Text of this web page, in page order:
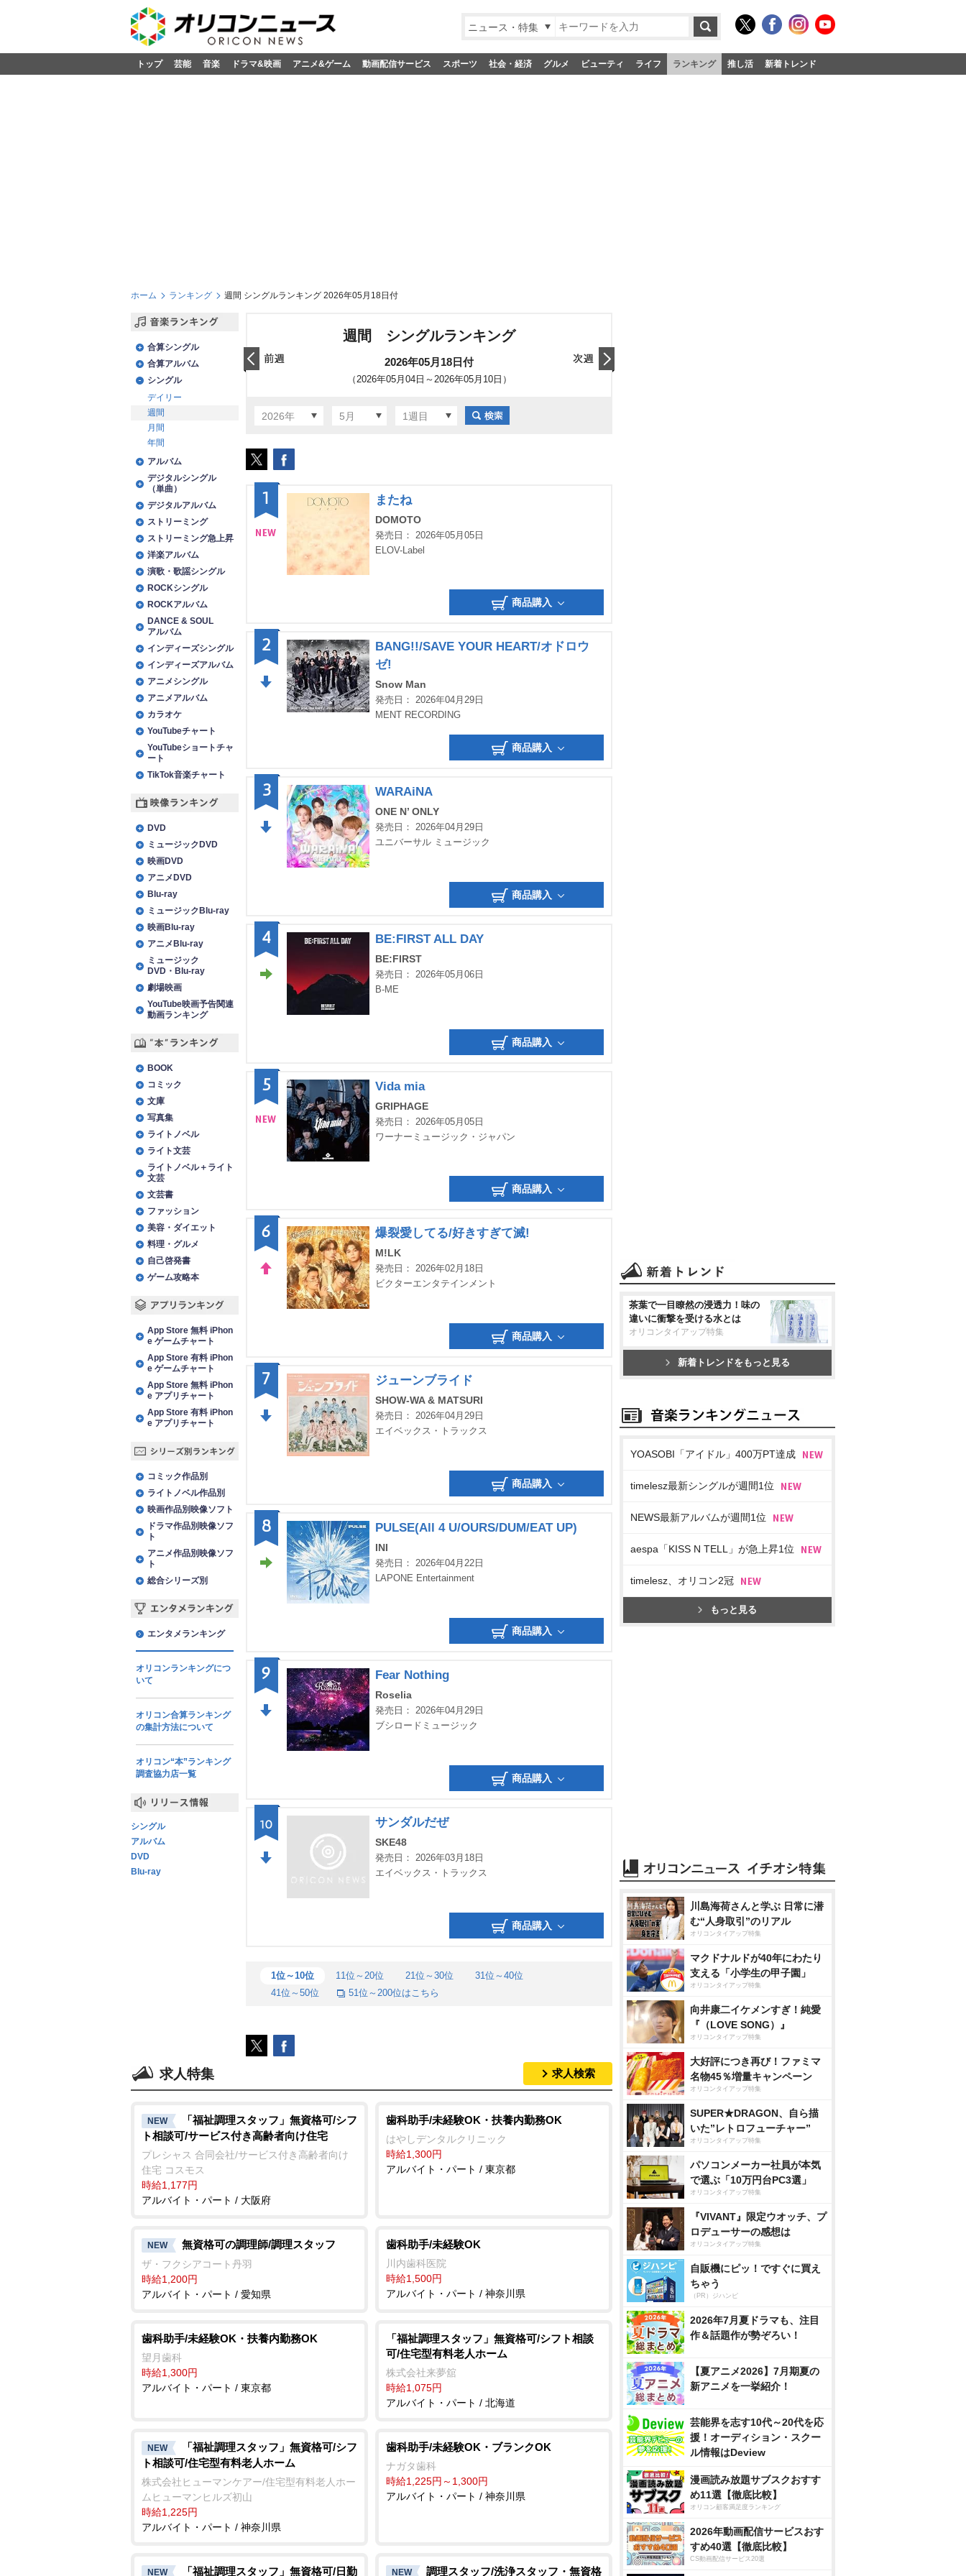
ニュース・特集
トップ 芸能 音楽 ドラマ&映画 アニメ&ゲーム 動画配信サービス スポーツ 社会・経済 グルメ ビューティ ライフ ランキング 推し活 新着トレンド
ホーム ランキング 週間 シングルランキング 2026年05月18日付
週間 シングルランキング
2026年05月18日付
（2026年05月04日～2026年05月10日）
2026年 5月 1週目
1 またね
DOMOTO
発売日： 2026年05月05日
ELOV-Label
商品購入
2
BANG!!/SAVE YOUR HEART/オドロウ
ゼ!
Snow Man
発売日： 2026年04月29日
MENT RECORDING
商品購入
3 WARAiNA
ONE N’ ONLY
発売日： 2026年04月29日
ユニバーサル ミュージック
商品購入
4 BE:FIRST ALL DAY
BE:FIRST
発売日： 2026年05月06日
B-ME
商品購入
5 Vida mia
GRIPHAGE
発売日： 2026年05月05日
ワーナーミュージック・ジャパン
商品購入
6 爆裂愛してる/好きすぎて滅!
M!LK
発売日： 2026年02月18日
ビクターエンタテインメント
商品購入
7 ジューンブライド
SHOW-WA & MATSURI
発売日： 2026年04月29日
エイベックス・トラックス
商品購入
8 PULSE(All 4 U/OURS/DUM/EAT UP)
INI
発売日： 2026年04月22日
LAPONE Entertainment
商品購入
9 Fear Nothing
Roselia
発売日： 2026年04月29日
ブシロードミュージック
商品購入
10 サンダルだぜ
SKE48
発売日： 2026年03月18日
エイベックス・トラックス
商品購入
1位～10位 11位～20位 21位～30位
31位～40位
41位～50位
51位～200位はこちら
合算シングル
合算アルバム
シングル
デイリー
週間
月間
年間
アルバム
デジタルシングル
（単曲）
デジタルアルバム
ストリーミング
ストリーミング急上昇
洋楽アルバム
演歌・歌謡シングル
ROCKシングル
ROCKアルバム
DANCE & SOUL
アルバム
インディーズシングル
インディーズアルバム
アニメシングル
アニメアルバム
カラオケ
YouTubeチャート
YouTubeショートチャ
ート
TikTok音楽チャート
DVD
ミュージックDVD
映画DVD
アニメDVD
Blu-ray
ミュージックBlu-ray
映画Blu-ray
アニメBlu-ray
ミュージック
DVD・Blu-ray
劇場映画
YouTube映画予告関連
動画ランキング
BOOK
コミック
文庫
写真集
ライトノベル
ライト文芸
ライトノベル＋ライト
文芸
文芸書
ファッション
美容・ダイエット
料理・グルメ
自己啓発書
ゲーム攻略本
App Store 無料 iPhon
e ゲームチャート
App Store 有料 iPhon
e ゲームチャート
App Store 無料 iPhon
e アプリチャート
App Store 有料 iPhon
e アプリチャート
コミック作品別
ライトノベル作品別
映画作品別映像ソフト
ドラマ作品別映像ソフ
ト
アニメ作品別映像ソフ
ト
総合シリーズ別
エンタメランキング
オリコンランキングにつ
いて
オリコン合算ランキング
の集計方法について
オリコン“本”ランキング
調査協力店一覧
シングル
アルバム
DVD
Blu-ray
求人特集 求人検索
NEW
「福祉調理スタッフ」無資格可/シフ
ト相談可/サービス付き高齢者向け住宅
プレシャス 合同会社/サービス付き高齢者向け
住宅 コスモス
時給1,177円
アルバイト・パート / 大阪府
歯科助手/未経験OK・扶養内勤務OK
はやしデンタルクリニック
時給1,300円
アルバイト・パート / 東京都
NEW 無資格可の調理師/調理スタッフ
ザ・フクシアコート丹羽
時給1,200円
アルバイト・パート / 愛知県
歯科助手/未経験OK
川内歯科医院
時給1,500円
アルバイト・パート / 神奈川県
歯科助手/未経験OK・扶養内勤務OK
望月歯科
時給1,300円
アルバイト・パート / 東京都
「福祉調理スタッフ」無資格可/シフト相談
可/住宅型有料老人ホーム
株式会社来夢舘
時給1,075円
アルバイト・パート / 北海道
NEW
「福祉調理スタッフ」無資格可/シフ
ト相談可/住宅型有料老人ホーム
株式会社ヒューマンケアー/住宅型有料老人ホー
ムヒューマンヒルズ初山
時給1,225円
アルバイト・パート / 神奈川県
歯科助手/未経験OK・ブランクOK
ナガタ歯科
時給1,225円～1,300円
アルバイト・パート / 神奈川県
NEW 「福祉調理スタッフ」無資格可/日勤 NEW 調理スタッフ/洗浄スタッフ・無資格
茶葉で一目瞭然の浸透力！味の
違いに衝撃を受ける水とは
オリコンタイアップ特集
新着トレンドをもっと見る
YOASOBI「アイドル」400万PT達成
timelesz最新シングルが週間1位
NEWS最新アルバムが週間1位
aespa「KISS N TELL」が急上昇1位
timelesz、オリコン2冠
もっと見る
川島海荷さんと学ぶ 日常に潜
む“人身取引”のリアル
オリコンタイアップ特集
マクドナルドが40年にわたり
支える「小学生の甲子園」
オリコンタイアップ特集
向井康二イケメンすぎ！純愛
『（LOVE SONG）』
オリコンタイアップ特集
大好評につき再び！ファミマ
名物45％増量キャンペーン
オリコンタイアップ特集
SUPER★DRAGON、自ら描
いた”レトロフューチャー”
オリコンタイアップ特集
パソコンメーカー社員が本気
で選ぶ「10万円台PC3選」
オリコンタイアップ特集
『VIVANT』限定ウオッチ、プ
ロデューサーの感想は
オリコンタイアップ特集
自販機にピッ！ですぐに買え
ちゃう
（PR）ジハンピ
2026年7月夏ドラマも、注目
作＆話題作が勢ぞろい！
【夏アニメ2026】7月期夏の
新アニメを一挙紹介！
芸能界を志す10代～20代を応
援！オーディション・スクー
ル情報はDeview
漫画読み放題サブスクおすす
め11選【徹底比較】
オリコン顧客満足度ランキング
2026年動画配信サービスおす
すめ40選【徹底比較】
CS動画配信サービス20選